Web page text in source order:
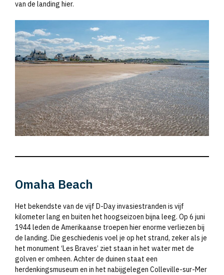
van de landing hier.
Omaha Beach
Het bekendste van de vijf D-Day invasiestranden is vijf
kilometer lang en buiten het hoogseizoen bijna leeg. Op 6 juni
1944 leden de Amerikaanse troepen hier enorme verliezen bij
de landing. Die geschiedenis voel je op het strand, zeker als je
het monument ‘Les Braves’ ziet staan in het water met de
golven er omheen. Achter de duinen staat een
herdenkingsmuseum en in het nabijgelegen Colleville-sur-Mer